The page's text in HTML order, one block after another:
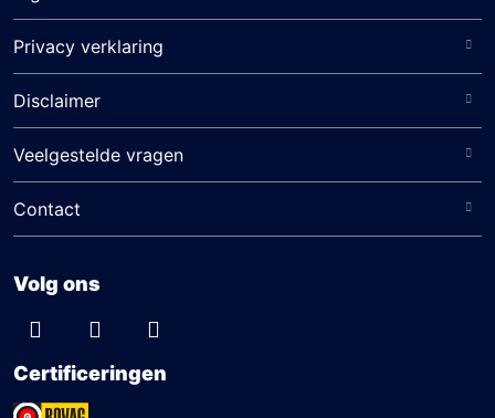
Privacy verklaring
Disclaimer
Veelgestelde vragen
Contact
Volg ons
Certificeringen